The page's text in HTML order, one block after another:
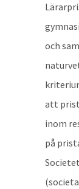
och
att
inom
på